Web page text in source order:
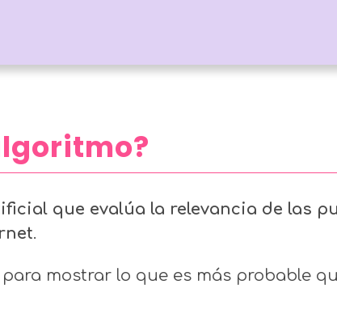
que evalúa la relevancia de las
.
mostrar lo que es más probable